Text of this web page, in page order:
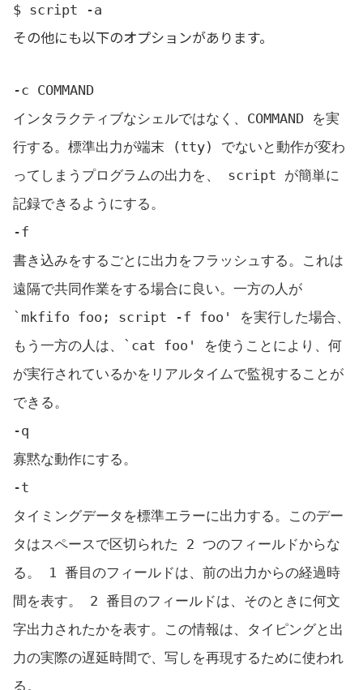
$ script -a
その他にも以下のオプションがあります。
-c COMMAND
インタラクティブなシェルではなく、COMMAND を実
行する。標準出力が端末 (tty) でないと動作が変わ
ってしまうプログラムの出力を、 script が簡単に
記録できるようにする。
-f
書き込みをするごとに出力をフラッシュする。これは
遠隔で共同作業をする場合に良い。一方の人が
`mkfifo foo; script -f foo' を実行した場合、
もう一方の人は、`cat foo' を使うことにより、何
が実行されているかをリアルタイムで監視することが
できる。
-q
寡黙な動作にする。
-t
タイミングデータを標準エラーに出力する。このデー
タはスペースで区切られた 2 つのフィールドからな
る。 1 番目のフィールドは、前の出力からの経過時
間を表す。 2 番目のフィールドは、そのときに何文
字出力されたかを表す。この情報は、タイピングと出
力の実際の遅延時間で、写しを再現するために使われ
る。